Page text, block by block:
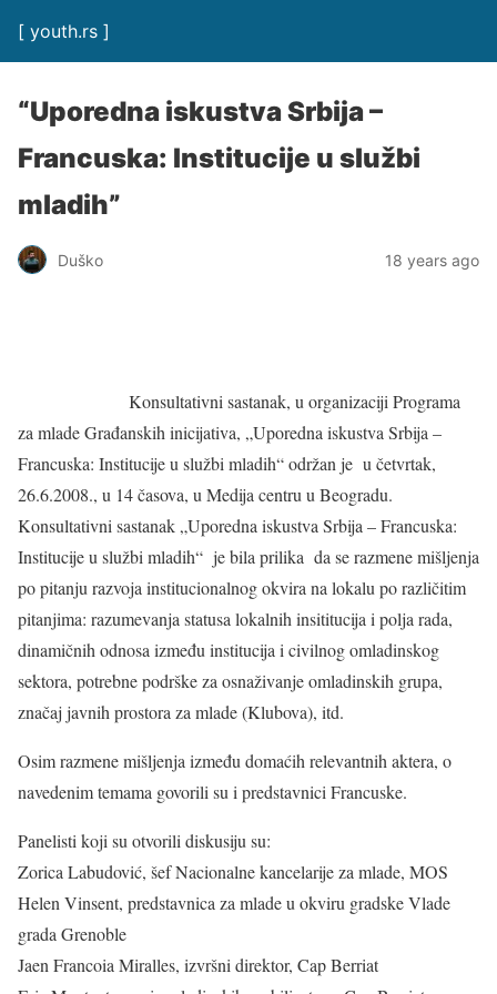
[ youth.rs ]
“Uporedna iskustva Srbija –
Francuska: Institucije u službi
mladih”
Duško 18 years ago
Konsultativni sastanak, u organizaciji Programa
za mlade Građanskih inicijativa, „Uporedna iskustva Srbija –
Francuska: Institucije u službi mladih“ održan je u četvrtak,
26.6.2008., u 14 časova, u Medija centru u Beogradu.
Konsultativni sastanak „Uporedna iskustva Srbija – Francuska:
Institucije u službi mladih“ je bila prilika da se razmene mišljenja
po pitanju razvoja institucionalnog okvira na lokalu po različitim
pitanjima: razumevanja statusa lokalnih insititucija i polja rada,
dinamičnih odnosa između institucija i civilnog omladinskog
sektora, potrebne podrške za osnaživanje omladinskih grupa,
značaj javnih prostora za mlade (Klubova), itd.
Osim razmene mišljenja između domaćih relevantnih aktera, o
navedenim temama govorili su i predstavnici Francuske.
Panelisti koji su otvorili diskusiju su:
Zorica Labudović, šef Nacionalne kancelarije za mlade, MOS
Helen Vinsent, predstavnica za mlade u okviru gradske Vlade
grada Grenoble
Jaen Francoia Miralles, izvršni direktor, Cap Berriat